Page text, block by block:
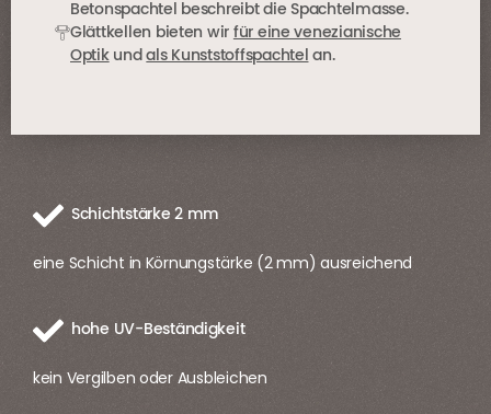
Betonspachtel beschreibt die Spachtelmasse.
Glättkellen bieten wir für eine venezianische
Optikundals Kunststoffspachtel an.
Schichtstärke 2 mm
eine Schicht in Körnungstärke (2 mm) ausreichend
hohe UV-Beständigkeit
kein Vergilben oder Ausbleichen